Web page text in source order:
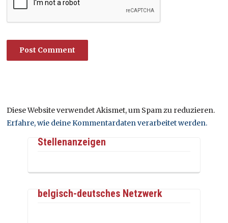
Diese Website verwendet Akismet, um Spam zu reduzieren.
Erfahre, wie deine Kommentardaten verarbeitet werden.
Stellenanzeigen
belgisch-deutsches Netzwerk